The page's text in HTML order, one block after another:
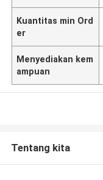
Kuantitas min Ord
er
Menyediakan kem
ampuan
Tentang kita